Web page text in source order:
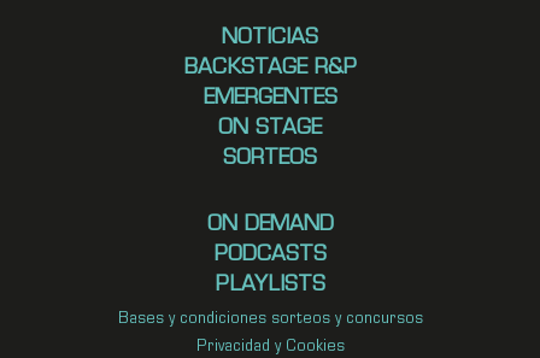
NOTICIAS
BACKSTAGE R&P
EMERGENTES
ON STAGE
SORTEOS
ON DEMAND
PODCASTS
PLAYLISTS
Bases y condiciones sorteos y concursos
Privacidad y Cookies